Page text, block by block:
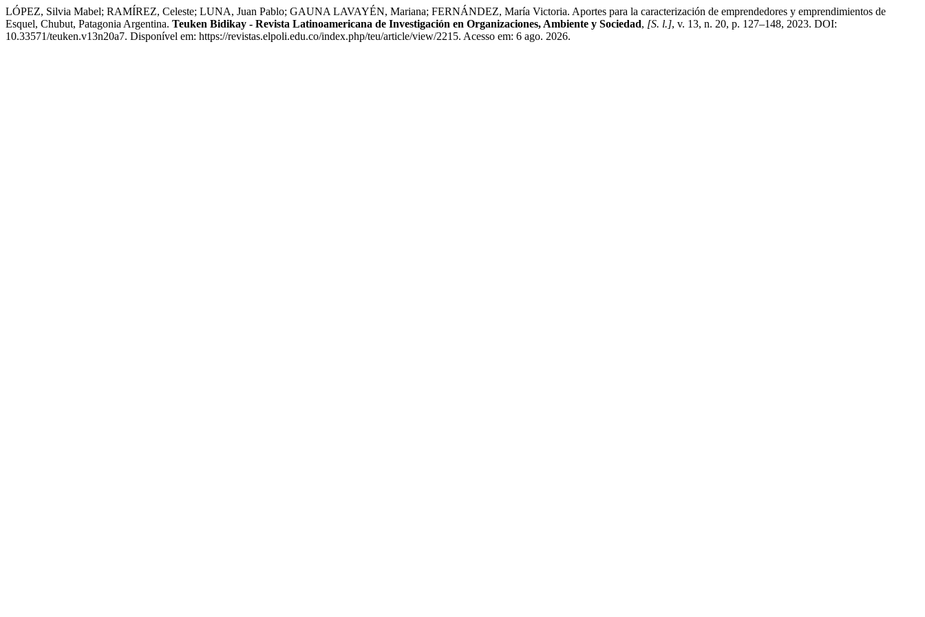
LÓPEZ, Silvia Mabel; RAMÍREZ, Celeste; LUNA, Juan Pablo; GAUNA LAVAYÉN, Mariana; FERNÁNDEZ, María Victoria. Aportes para la caracterización de emprendedores y emprendimientos de
Esquel, Chubut, Patagonia Argentina. Teuken Bidikay - Revista Latinoamericana de Investigación en Organizaciones, Ambiente y Sociedad, [S. l.], v. 13, n. 20, p. 127–148, 2023. DOI:
10.33571/teuken.v13n20a7. Disponível em: https://revistas.elpoli.edu.co/index.php/teu/article/view/2215. Acesso em: 6 ago. 2026.